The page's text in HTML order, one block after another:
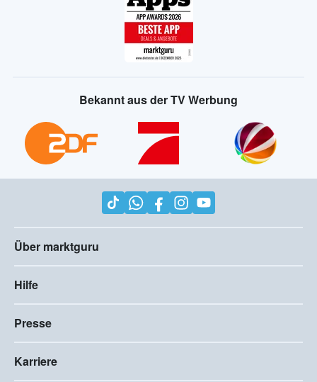
Bekannt aus der TV Werbung
Über marktguru
Hilfe
Presse
Karriere